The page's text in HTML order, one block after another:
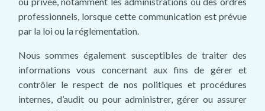
professionnels, lorsque cette communication est prévue
par la loi ou la réglementation.
Nous sommes également susceptibles de traiter des
informations vous concernant aux fins de gérer et
contrôler le respect de nos politiques et procédures
internes, d’audit ou pour administrer, gérer ou assurer